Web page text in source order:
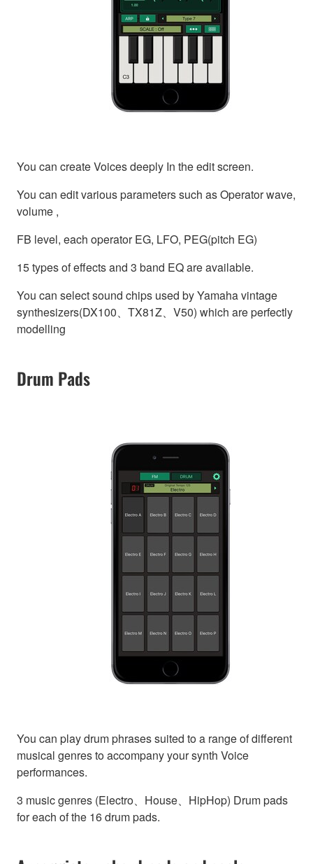
You can create Voices deeply In the edit screen.
You can edit various parameters such as Operator wave,
volume ,
FB level, each operator EG, LFO, PEG(pitch EG)
15 types of effects and 3 band EQ are available.
You can select sound chips used by Yamaha vintage
synthesizers(DX100、TX81Z、V50) which are perfectly
modelling
Drum Pads
You can play drum phrases suited to a range of different
musical genres to accompany your synth Voice
performances.
3 music genres (Electro、House、HipHop) Drum pads
for each of the 16 drum pads.